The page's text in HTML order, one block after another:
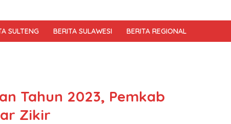
SULTENG BERITA SULAWESI BERITA REGIONAL
Tahun 2023, Pemkab
Zikir